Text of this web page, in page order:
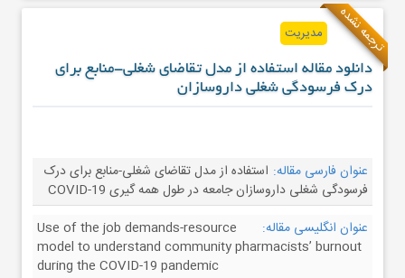
ترجمه نشده مدیریت
دانلود مقاله استفاده از مدل تقاضای شغلی-منابع برای
درک فرسودگی شغلی داروسازان
عنوان فارسی مقاله: استفاده از مدل تقاضای شغلی-منابع برای درک
فرسودگی شغلی داروسازان جامعه در طول همه گیری COVID-19
عنوان انگلیسی مقاله:
Use of the job demands-resource
model to understand community pharmacists’ burnout
during the COVID-19 pandemic